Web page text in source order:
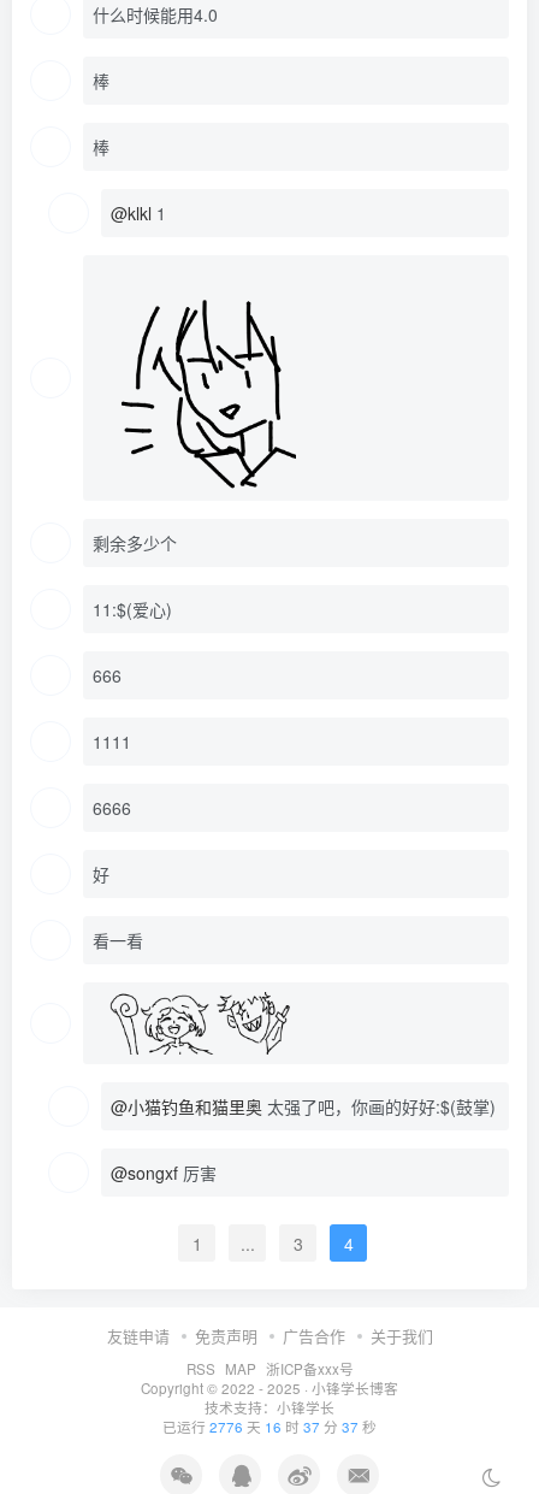
什么时候能用4.0
棒
棒
@klkl 1
剩余多少个
11:$(爱心)
666
1111
6666
好
看一看
@小猫钓鱼和猫里奥 太强了吧，你画的好好:$(鼓掌)
@songxf 厉害
1 ... 3 4
友链申请 免责声明 广告合作 关于我们
RSS MAP 浙ICP备xxx号
Copyright © 2022 - 2025 · 小锋学长博客
技术支持： 小锋学长
已运行 2776 天 16 时 37 分 37 秒